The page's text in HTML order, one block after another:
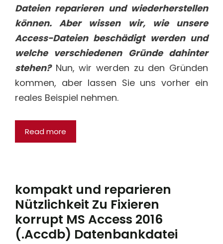
Dateien reparieren und wiederherstellen
können. Aber wissen wir, wie unsere
Access-Dateien beschädigt werden und
welche verschiedenen Gründe dahinter
stehen?Nun, wir werden zu den Gründen
kommen, aber lassen Sie uns vorher ein
reales Beispiel nehmen.
Read more
kompakt und reparieren
Nützlichkeit Zu Fixieren
korrupt MS Access 2016
(.Accdb) Datenbankdatei